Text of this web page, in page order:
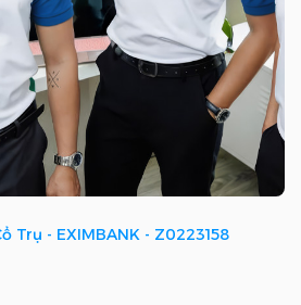
Trụ - EXIMBANK - Z0223158